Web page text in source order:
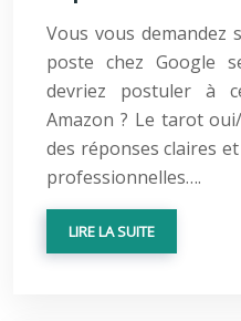
Vous vous demandez
poste chez Google
devriez postuler à
Amazon ? Le tarot
des réponses claires
professionnelles….
LIRE LA SUITE